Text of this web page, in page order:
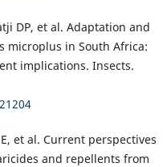
DP, et al. Adaptation and
microplus in South Africa:
implications. Insects.
et al. Current perspectives
and repellents from